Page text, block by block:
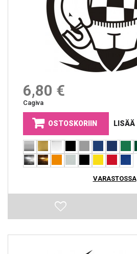
6,80 €
Cagiva
OSTOSKORIIN LISÄÄ
VARASTOSSA